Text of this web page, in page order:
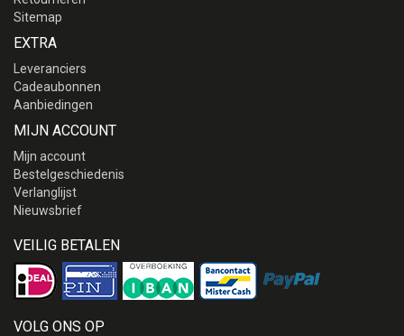
Sitemap
EXTRA
Leveranciers
Cadeaubonnen
Aanbiedingen
MIJN ACCOUNT
Mijn account
Bestelgeschiedenis
Verlanglijst
Nieuwsbrief
VEILIG BETALEN
VOLG ONS OP